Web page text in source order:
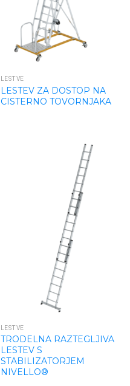
LESTVE
LESTEV ZA DOSTOP NA
CISTERNO TOVORNJAKA
LESTVE
TRODELNA RAZTEGLJIVA
LESTEV S
STABILIZATORJEM
NIVELLO®